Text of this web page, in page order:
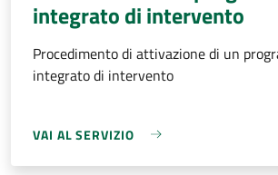
integrato di intervento
Procedimento di attivazione di un
integrato di intervento
VAI AL SERVIZIO